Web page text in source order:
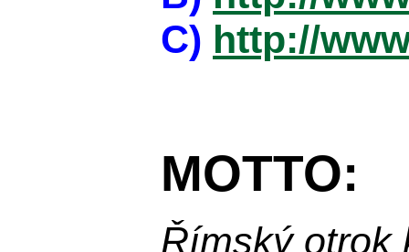
C) http://
MOTTO:
Římský otrok